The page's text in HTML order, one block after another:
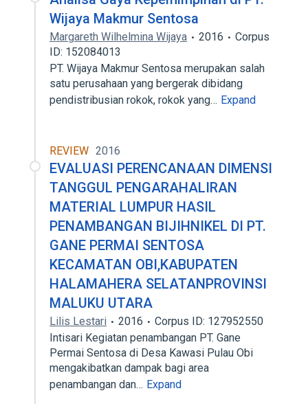
Wijaya Makmur Sentosa
Margareth Wilhelmina Wijaya 2016
Corpus
ID: 152084013
PT. Wijaya Makmur Sentosa merupakan salah
satu perusahaan yang bergerak dibidang
pendistribusian rokok, rokok yang… Expand
REVIEW 2016
EVALUASI PERENCANAAN DIMENSI
TANGGUL PENGARAHALIRAN
MATERIAL LUMPUR HASIL
PENAMBANGAN BIJIHNIKEL DI PT.
GANE PERMAI SENTOSA
KECAMATAN OBI,KABUPATEN
HALAMAHERA SELATANPROVINSI
MALUKU UTARA
Lilis Lestari 2016
Corpus ID: 127952550
Intisari Kegiatan penambangan PT. Gane
Permai Sentosa di Desa Kawasi Pulau Obi
mengakibatkan dampak bagi area
penambangan dan… Expand